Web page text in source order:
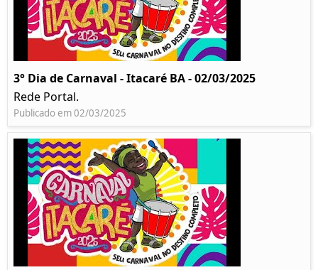
3° Dia de Carnaval - Itacaré BA - 02/03/2025
Rede Portal.
Publicado em 02/03/2025